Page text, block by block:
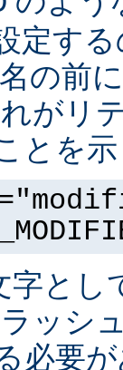
定す
の前
がリ
とを
字と
ッシ
必要